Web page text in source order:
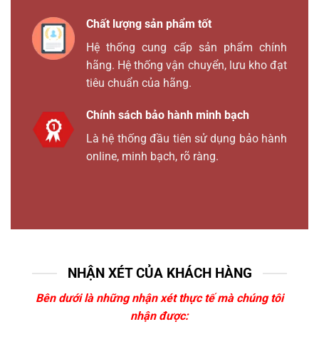
Chất lượng sản phẩm tốt
Hệ thống cung cấp sản phẩm chính
hãng. Hệ thống vận chuyển, lưu kho đạt
tiêu chuẩn của hãng.
Chính sách bảo hành minh bạch
Là hệ thống đầu tiên sử dụng bảo hành
online, minh bạch, rõ ràng.
NHẬN XÉT CỦA KHÁCH HÀNG
Bên dưới là những nhận xét thực tế mà chúng tôi
nhận được: